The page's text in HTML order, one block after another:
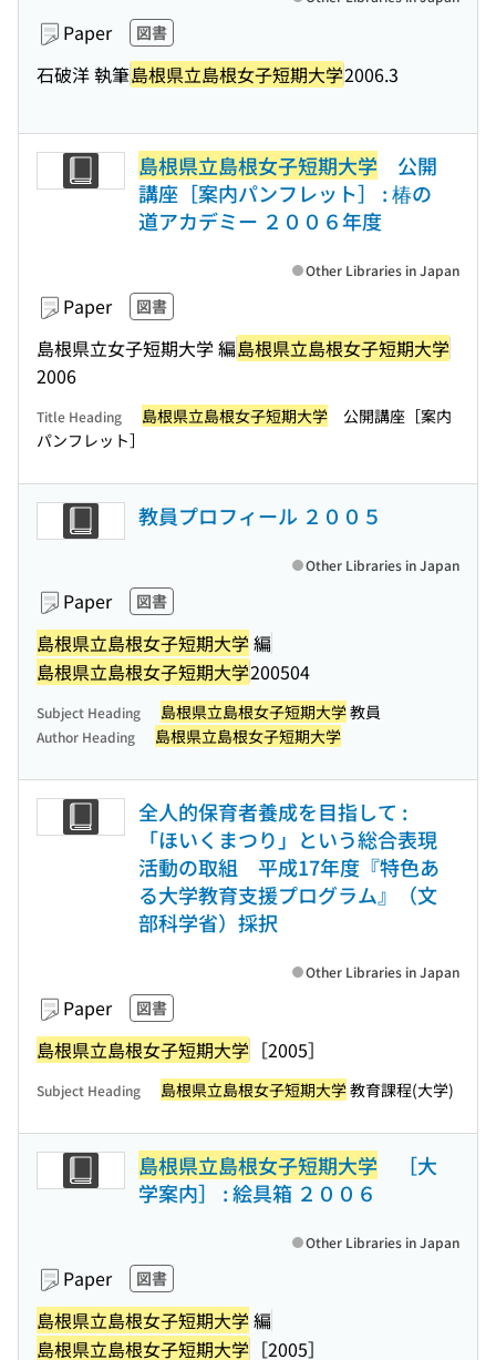
Paper 図書
石破洋 執筆島根県立島根女子短期大学2006.3
島根県立島根女子短期大学 公開
講座［案内パンフレット］ : 椿の
道アカデミー ２００６年度
Paper 図書
島根県立女子短期大学 編島根県立島根女子短期大学
2006
Other Libraries in Japan
Title Heading 島根県立島根女子短期大学 公開講座［案内
パンフレット］
教員プロフィール ２００５
Paper 図書
島根県立島根女子短期大学 編
島根県立島根女子短期大学200504
Other Libraries in Japan
Subject Heading 島根県立島根女子短期大学教員
Author Heading 島根県立島根女子短期大学
全人的保育者養成を目指して :
「ほいくまつり」という総合表現
活動の取組 平成17年度『特色あ
る大学教育支援プログラム』（文
部科学省）採択
Paper 図書
島根県立島根女子短期大学 ［2005］
Other Libraries in Japan
Subject Heading 島根県立島根女子短期大学教育課程(大学)
島根県立島根女子短期大学 ［大
学案内］ : 絵具箱 ２００６
Paper 図書
島根県立島根女子短期大学 編
島根県立島根女子短期大学 ［2005］
Other Libraries in Japan